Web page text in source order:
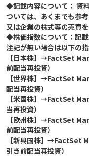
◆記載内容について： 資
ついては、あくまでも参
又は企業の株式等の売買
◆株価指数について：記
注記が無い場合は以下の
【日本株】→FactSet
前配当再投資）
【世界株】→FactSet
配当再投資）
【米国株】→FactSet
当再投資）
【欧州株】→FactSet
前配当再投資）
【新興国株】→FactSet
引き前配当再投資）